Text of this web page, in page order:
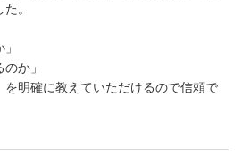
。
か」
を明確に教えていただけるので信頼で